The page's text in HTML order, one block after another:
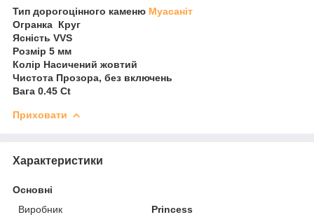
Тип дорогоцінного каменю Муасаніт
Огранка Круг
Ясність VVS
Розмір 5 мм
Колір Насичений жовтий
Чистота Прозора, без включень
Вага 0.45 Ct
Приховати
Характеристики
Основні
Виробник
Princess